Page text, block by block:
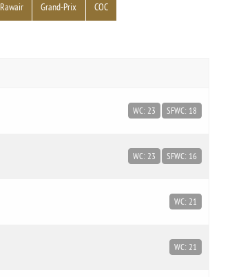
Rawair Grand-Prix COC
WC: 23 SFWC: 18
WC: 23 SFWC: 16
WC: 21
WC: 21